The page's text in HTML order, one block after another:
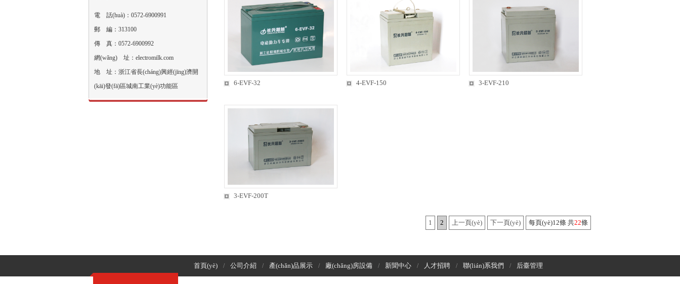
電 話(huà)：0572-6900991
郵 編：313100
傳 真：0572-6900992
網(wǎng) 址：electromilk.com
地 址：浙江省長(cháng)興經(jīng)濟開
(kāi)發(fā)區城南工業(yè)功能區
6-EVF-32 4-EVF-150 3-EVF-210
3-EVF-200T
1 2 上一頁(yè) 下一頁(yè) 每頁(yè)12條 共22條
首頁(yè) / 公司介紹 / 產(chǎn)品展示 / 廠(chǎng)房設備 / 新聞中心 / 人才招聘 / 聯(lián)系我們 / 后臺管理